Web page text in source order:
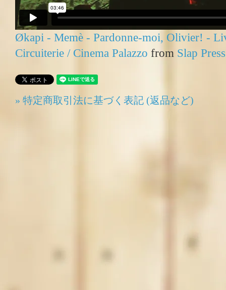
Økapi - Memè - Pardonne-moi, Olivier! -
Circuiterie / Cinema Palazzo from Slap Press
» 特定商取引法に基づく表記 (返品など)